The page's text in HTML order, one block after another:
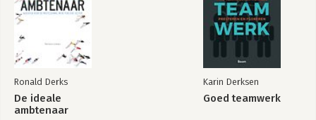
Ronald Derks
De ideale
ambtenaar
Karin Derksen
Goed teamwerk